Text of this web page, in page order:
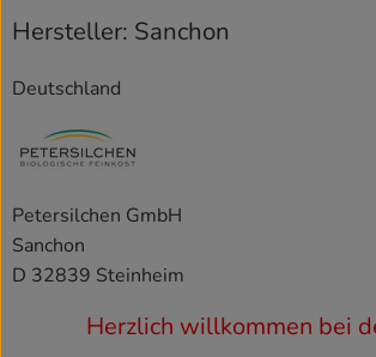
Hersteller: Sanchon
Deutschland
Petersilchen GmbH
Sanchon
D 32839 Steinheim
Herzlich willkommen bei